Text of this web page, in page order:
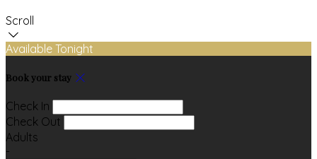
Scroll
Available Tonight
Book your stay
Check In
Check Out
Adults
-